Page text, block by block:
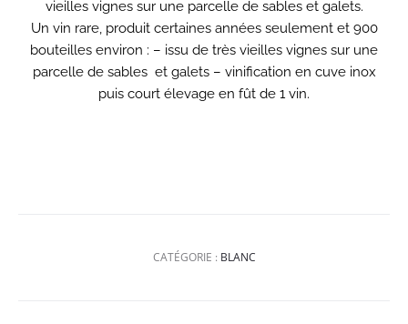
vieilles vignes sur une parcelle de sables et galets.
Un vin rare, produit certaines années seulement et 900
bouteilles environ : – issu de très vieilles vignes sur une
parcelle de sables et galets – vinification en cuve inox
puis court élevage en fût de 1 vin.
CATÉGORIE : BLANC